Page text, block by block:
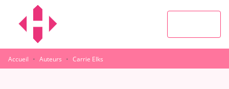
MENU
Accueil · Auteurs · Carrie Elks